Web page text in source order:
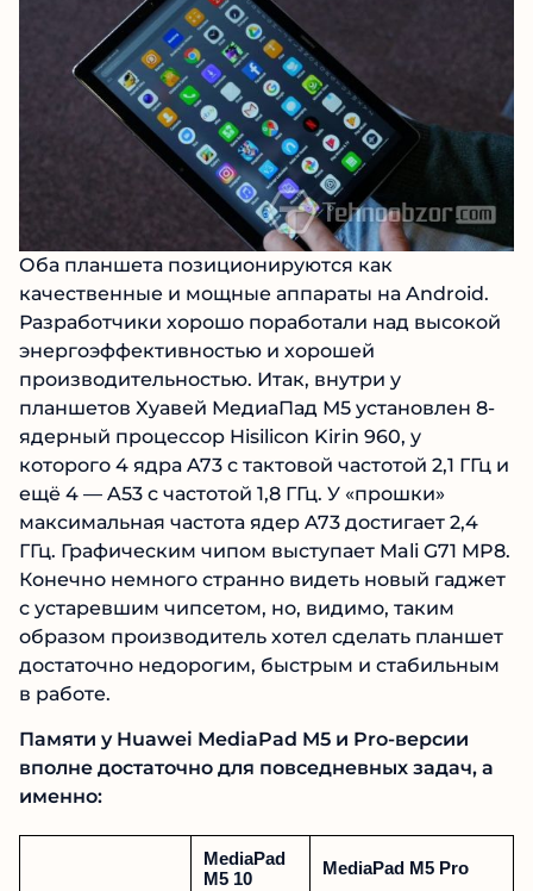
Оба планшета позиционируются как
качественные и мощные аппараты на Android.
Разработчики хорошо поработали над высокой
энергоэффективностью и хорошей
производительностью. Итак, внутри у
планшетов Хуавей МедиаПад М5 установлен 8-
ядерный процессор Hisilicon Kirin 960, у
которого 4 ядра A73 с тактовой частотой 2,1 ГГц и
ещё 4 — A53 с частотой 1,8 ГГц. У «прошки»
максимальная частота ядер A73 достигает 2,4
ГГц. Графическим чипом выступает Mali G71 MP8.
Конечно немного странно видеть новый гаджет
с устаревшим чипсетом, но, видимо, таким
образом производитель хотел сделать планшет
достаточно недорогим, быстрым и стабильным
в работе.
Памяти у Huawei MediaPad M5 и Pro-версии
вполне достаточно для повседневных задач, а
именно:
MediaPad
M5 10
MediaPad M5 Pro